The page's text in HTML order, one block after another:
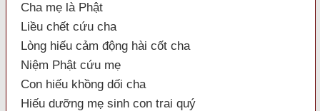
Cha mẹ là Phật
Liều chết cứu cha
Lòng hiếu cảm động hài cốt cha
Niệm Phật cứu mẹ
Con hiếu khồng dối cha
Hiếu dưỡng mẹ sinh con trai quý